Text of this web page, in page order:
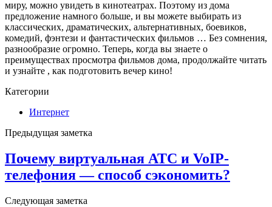
миру, можно увидеть в кинотеатрах. Поэтому из дома
предложение намного больше, и вы можете выбирать из
классических, драматических, альтернативных, боевиков,
комедий, фэнтези и фантастических фильмов … Без сомнения,
разнообразие огромно. Теперь, когда вы знаете о
преимуществах просмотра фильмов дома, продолжайте читать
и узнайте , как подготовить вечер кино!
Категории
Интернет
Предыдущая заметка
Почему виртуальная АТС и VoIP-
телефония — способ сэкономить?
Следующая заметка